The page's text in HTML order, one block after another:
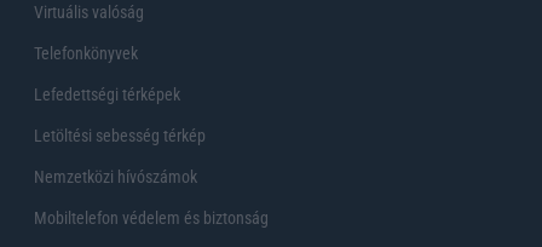
Virtuális valóság
Telefonkönyvek
Lefedettségi térképek
Letöltési sebesség térkép
Nemzetközi hívószámok
Mobiltelefon védelem és biztonság